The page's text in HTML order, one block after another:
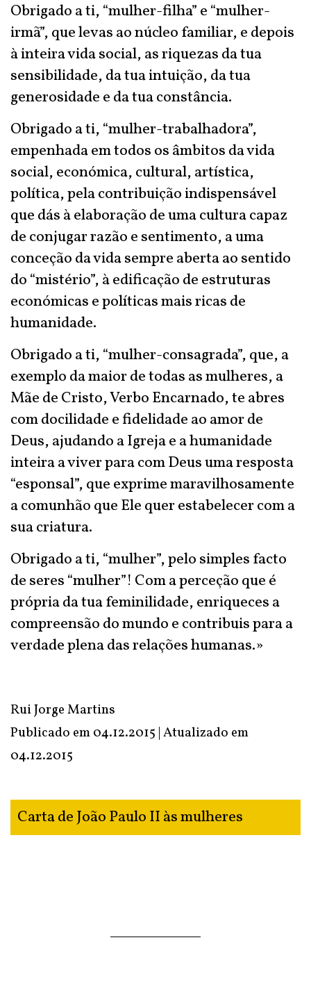
Obrigado a ti, “mulher-filha” e “mulher-
irmã”, que levas ao núcleo familiar, e depois
à inteira vida social, as riquezas da tua
sensibilidade, da tua intuição, da tua
generosidade e da tua constância.
Obrigado a ti, “mulher-trabalhadora”,
empenhada em todos os âmbitos da vida
social, económica, cultural, artística,
política, pela contribuição indispensável
que dás à elaboração de uma cultura capaz
de conjugar razão e sentimento, a uma
conceção da vida sempre aberta ao sentido
do “mistério”, à edificação de estruturas
económicas e políticas mais ricas de
humanidade.
Obrigado a ti, “mulher-consagrada”, que, a
exemplo da maior de todas as mulheres, a
Mãe de Cristo, Verbo Encarnado, te abres
com docilidade e fidelidade ao amor de
Deus, ajudando a Igreja e a humanidade
inteira a viver para com Deus uma resposta
“esponsal”, que exprime maravilhosamente
a comunhão que Ele quer estabelecer com a
sua criatura.
Obrigado a ti, “mulher”, pelo simples facto
de seres “mulher”! Com a perceção que é
própria da tua feminilidade, enriqueces a
compreensão do mundo e contribuis para a
verdade plena das relações humanas.»
Rui Jorge Martins
Publicado em04.12.2015 | Atualizado em
04.12.2015
Carta de João Paulo II às mulheres